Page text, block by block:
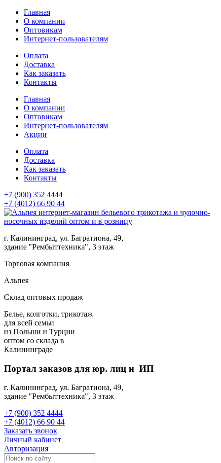
Главная
О компании
Оптовикам
Интернет-пользователям
Оплата
Доставка
Как заказать
Контакты
Главная
О компании
Оптовикам
Интернет-пользователям
Акции
Оплата
Доставка
Как заказать
Контакты
+7 (900) 352 4444
+7 (4012) 66 90 44
г. Калининград, ул. Багратиона, 49,
здание "Рембыттехника", 3 этаж
Торговая компания
Альпея
Склад оптовых продаж
Белье, колготки, трикотаж
для всей семьи
из Польши и Турции
оптом со склада в
Калининграде
Портал заказов для юр. лиц и ИП
г. Калининград, ул. Багратиона, 49,
здание "Рембыттехника", 3 этаж
+7 (900) 352 4444
+7 (4012) 66 90 44
Заказать звонок
Личный кабинет
Авторизация